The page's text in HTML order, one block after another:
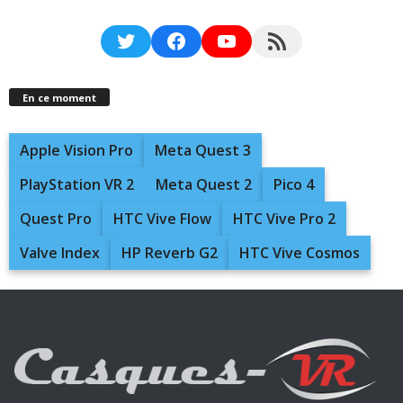
TwitterFacebookYouTubeRSS Feed
En ce moment
Apple Vision Pro
Meta Quest 3
PlayStation VR 2
Meta Quest 2
Pico 4
Quest Pro
HTC Vive Flow
HTC Vive Pro 2
Valve Index
HP Reverb G2 HTC Vive Cosmos